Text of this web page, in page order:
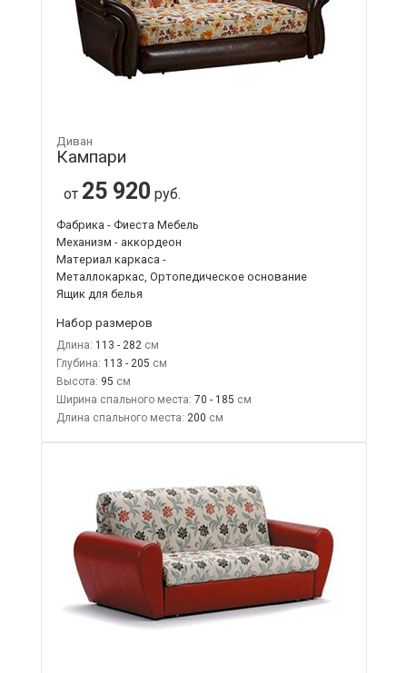
Диван
Кампари
от 25 920 руб.
Фабрика - Фиеста Мебель
Механизм - аккордеон
Материал каркаса -
Металлокаркас, Ортопедическое основание
Ящик для белья
Набор размеров
Длина: 113 - 282
Глубина: 113 - 205
Высота: 95
Ширина спального места: 70 - 185
Длина спального места: 200